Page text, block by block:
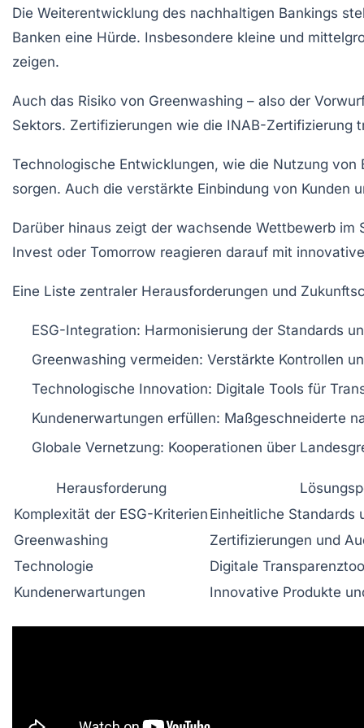
Die Weiterentwicklung des nachhaltigen Bankings
Banken eine Hürde. Insbesondere kleine und
zeigen.
Auch das Risiko von Greenwashing – also der
Sektors. Zertifizierungen wie die INAB-Zertifizierung
Technologische Entwicklungen, wie die Nutzung
sorgen. Auch die verstärkte Einbindung von Kunden
Darüber hinaus zeigt der wachsende Wettbewerb
Invest oder Tomorrow reagieren darauf mit
Eine Liste zentraler Herausforderungen und
ESG-Integration: Harmonisierung der Standards
Greenwashing vermeiden: Verstärkte Kontrollen
Technologische Innovation: Digitale Tools für
Kundenerwartungen erfüllen: Maßgeschneiderte
Globale Vernetzung: Kooperationen über
Herausforderung
Komplexität der ESG-Kriterien Einheitliche Standards
Greenwashing
Zertifizierungen und
Technologie
Digitale
Kundenerwartungen
Innovative Produkte